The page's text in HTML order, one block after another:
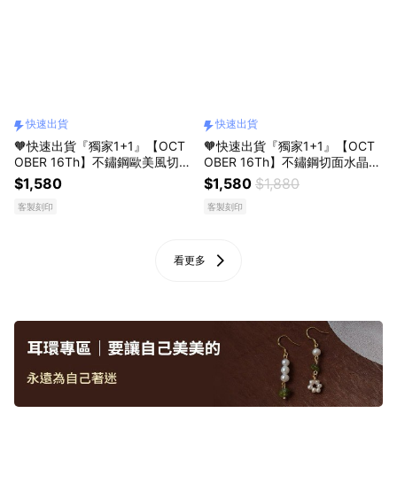
快速出貨
🧡快速出貨『獨家1+1』【OCT
OBER 16Th】不鏽鋼歐美風切面
天然石男生手鍊 生日禮物 情人
節禮物 男友禮物 父親節禮物＃C
RY1957
$1,580
客製刻印
快速出貨
🧡快速出貨『獨家1+1』【OCT
OBER 16Th】不鏽鋼切面水晶時
尚男生手鍊 生日禮物 情人節禮
物 男友禮物 父親節禮物＃CRY1
950
$1,580 $1,880
客製刻印
看更多